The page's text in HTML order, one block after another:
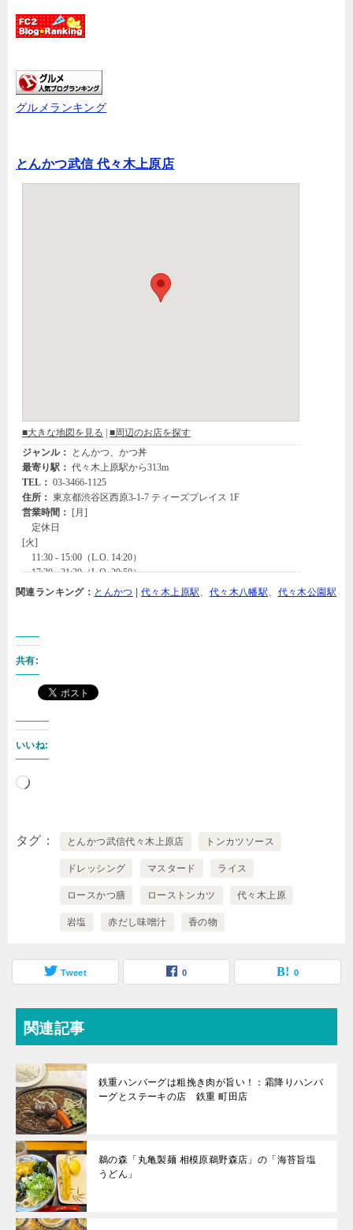
グルメランキング
とんかつ武信 代々木上原店
関連ランキング： とんかつ |代々木上原駅、 代々木八幡駅、 代々木公園駅
共有:
いいね:
読
タグ とんかつ武信代々木上原店 トンカツソース
ドレッシング マスタード ライス
ロースかつ膳 ローストンカツ 代々木上原
岩塩 赤だし味噌汁 香の物
Tweet 0 0
関連記事
鉄重ハンバーグは粗挽き肉が旨い！：霜降りハンバ
ーグとステーキの店 鉄重 町田店
鵜の森「丸亀製麺 相模原鵜野森店」の「海苔旨塩
うどん」